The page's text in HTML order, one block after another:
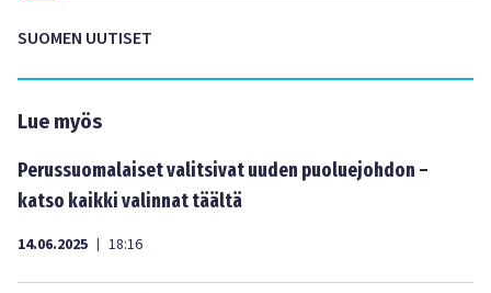
SUOMEN UUTISET
Lue myös
Perussuomalaiset valitsivat uuden puoluejohdon –
katso kaikki valinnat täältä
14.06.2025 | 18:16